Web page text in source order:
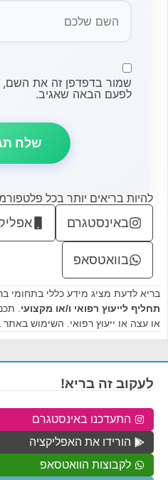
שמור בדפדפן זה את השם,
לפעם הבאה שאגיב.
להיות בריאים יותר בכל
באינסטגרם
בוואטסאפ
בריא לדעת מציג מידע כללי בתחומי
תחליף לייעוץ רפואי ו/או מקצועי .
או עצה או ייעוץ רפואי. השימוש
לעקוב זה בריא!
התעדכנו באינסטגרם
הורידו את האפליקציה
לקבוצות הוואטסאפ